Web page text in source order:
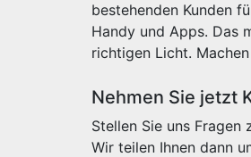
bestehenden Kunden
Handy und Apps. Das
richtigen Licht.
Nehmen Sie jetzt
Stellen Sie uns
Wir teilen Ihnen dann